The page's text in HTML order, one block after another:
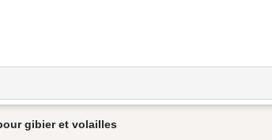
gibier et volailles